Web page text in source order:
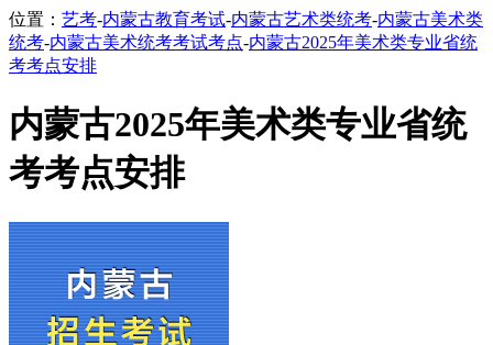
位置： 艺考-内蒙古教育考试-内蒙古艺术类统考-内蒙古美术类
统考-内蒙古美术统考考试考点-内蒙古2025年美术类专业省统
考考点安排
内蒙古2025年美术类专业省统
考考点安排